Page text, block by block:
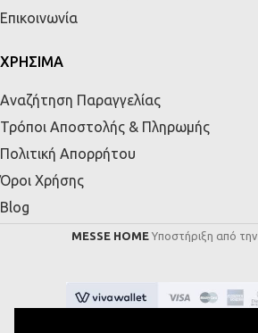
Επικοινωνία
ΧΡΗΣΙΜΑ
Αναζήτηση Παραγγελίας
Τρόποι Αποστολής & Πληρωμής
Πολιτική Απορρήτου
Όροι Χρήσης
Blog
MESSE HOME Υποστήριξη από την